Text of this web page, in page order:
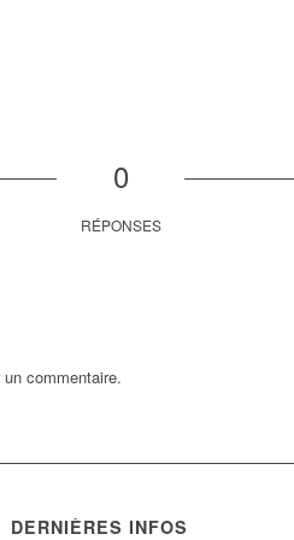
0
RÉPONSES
commentaire.
DERNIÈRES INFOS